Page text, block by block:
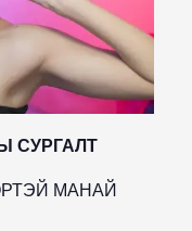
СУРГАЛТ
МАНАЙ